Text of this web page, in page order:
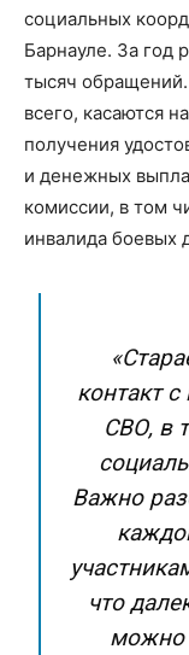
социальных
Барнауле. За год
тысяч
всего, касаются
получения
и денежных
комиссии, в том
инвалида боевых
контакт
СВО, в
Важно
что
можно